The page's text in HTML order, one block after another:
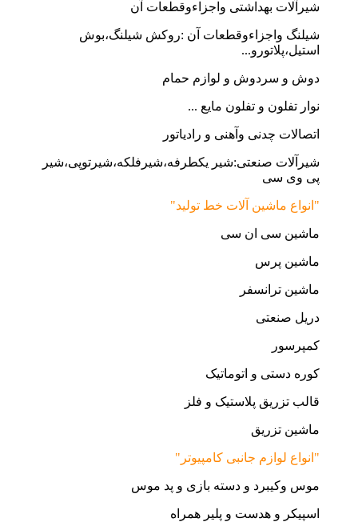
شیرآلات بهداشتی واجزاءوقطعات آن
شیلنگ واجزاءوقطعات آن :روکش شیلنگ،بوش
استیل،پلاتورو...
دوش و سردوش و لوازم حمام
نوار تفلون و تفلون مایع ...
اتصالات چدنی وآهنی و رادیاتور
شیرآلات صنعتی:شیر یکطرفه،شیرفلکه،شیرتوپی،شیر
پی وی سی
"انواع ماشین آلات خط تولید"
ماشین سی ان سی
ماشین پرس
ماشین ترانسفر
دریل صنعتی
کمپرسور
کوره دستی و اتوماتیک
قالب تزریق پلاستیک و فلز
ماشین تزریق
"انواع لوازم جانبی کامپیوتر"
موس وکیبرد و دسته بازی و پد موس
اسپیکر و هدست و پلیر همراه